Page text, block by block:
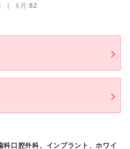
| 6月:82
科口腔外科、インプラント、ホワイ